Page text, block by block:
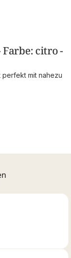
citro -
perfekt mit nahezu